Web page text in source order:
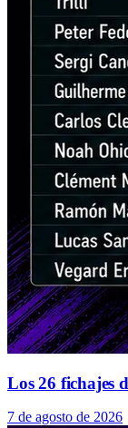
Los 26 fichajes
7 de agosto de 2026